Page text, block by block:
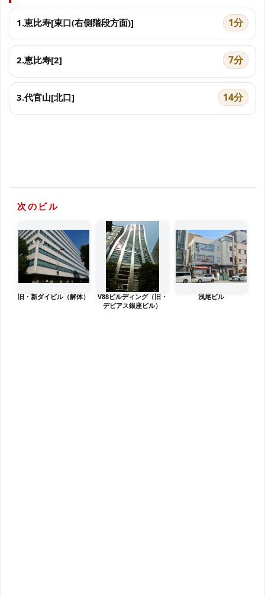
1.恵比寿[東口(右側階段方面)] 1分
2.恵比寿[2] 7分
3.代官山[北口] 14分
次のビル
旧・新ダイビル（解体）
V88ビルディング（旧・
デビアス銀座ビル）
浅尾ビル